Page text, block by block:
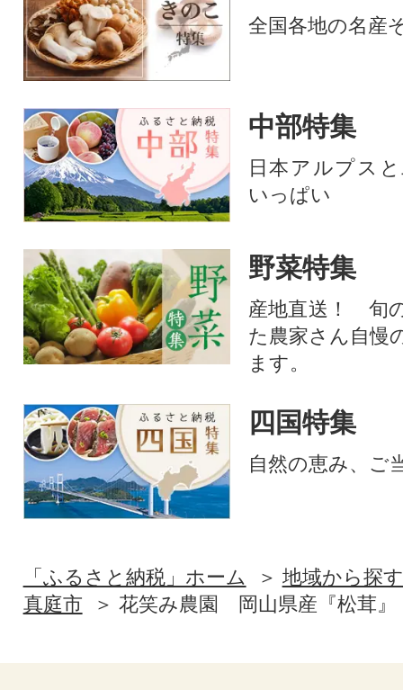
全国各地の名産
中部特集
日本アルプス
いっぱい
野菜特集
産地直送！ 旬
た農家さん自慢
ます。
四国特集
自然の恵み、ご
「ふるさと納税」ホーム
地域から探す
真庭市
花笑み農園 岡山県産『松茸